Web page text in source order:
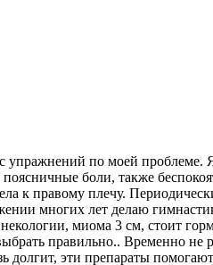
упражнений по моей
боли, также
к правому плечу.
многих лет делаю
миома 3 см, стоит
правильно.. Временно не
эти препараты